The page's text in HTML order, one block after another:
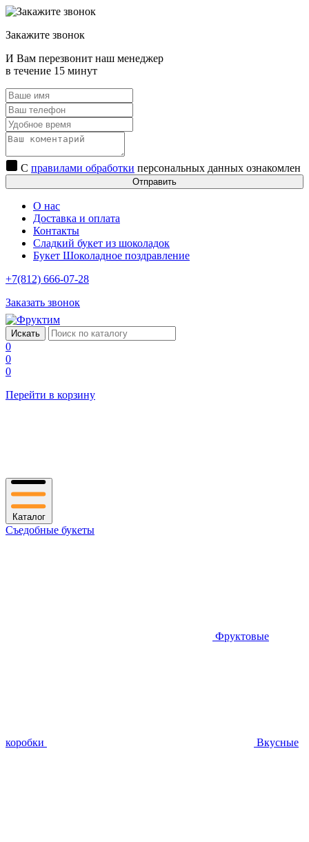
Закажите звонок
И Вам перезвонит наш менеджер
в течение 15 минут
С правилами обработки персональных данных ознакомлен
Отправить
О нас
Доставка и оплата
Контакты
Сладкий букет из шоколадок
Букет Шоколадное поздравление
+7(812) 666-07-28
Заказать звонок
0
0
0
Перейти в корзину
Каталог
Съедобные букеты
Фруктовые
коробки Вкусные